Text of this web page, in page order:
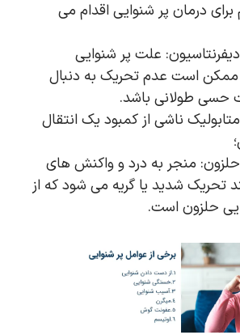
درمان پر شنوایی اقدام می
علت پر شنوایی
ممکن است عدم تحریک به دنبال
حسی طولانی باشد.
ناشی از کمبود یک انتقال
منجر به درد و واکنش های
تحریک شدید یا گریه می شود که از
حلزون است.